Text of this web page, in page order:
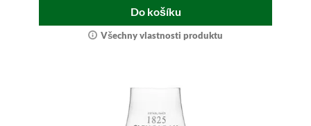
Do košíku
Všechny vlastnosti produktu